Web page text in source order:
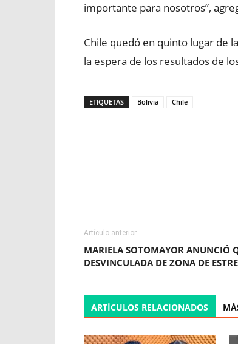
importante para nosotros”,
Chile quedó en quinto lugar de
la espera de los resultados de
ETIQUETAS Bolivia Chile
Artículo anterior
MARIELA SOTOMAYOR ANUNCIÓ
DESVINCULADA DE ZONA DE
ARTÍCULOS RELACIONADOS